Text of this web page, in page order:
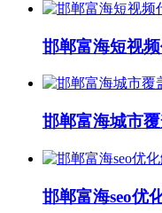
邯郸富海短视
邯郸富海城市
邯郸富海seo优